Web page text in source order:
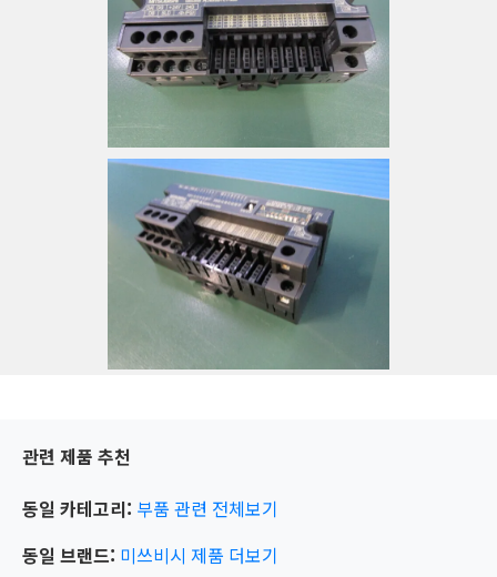
관련 제품 추천
동일 카테고리: 부품 관련 전체보기
동일 브랜드: 미쓰비시 제품 더보기